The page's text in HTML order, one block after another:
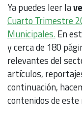
Ya puedes leer la
Cuarto Trimestre
Municipales.En
y cerca de 180
relevantes del
artículos,
continuación,
contenidos de